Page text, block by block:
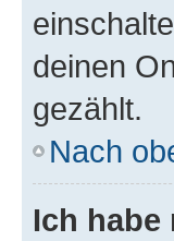
deinen
gezählt.
Nach
Ich habe